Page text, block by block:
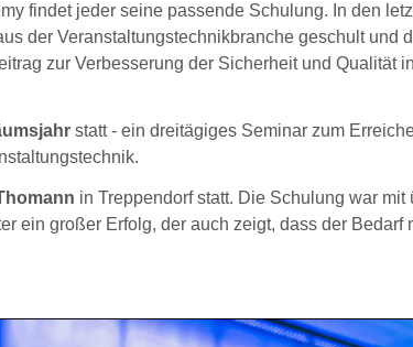
findet jeder seine passende Schulung. In den
der Veranstaltungstechnikbranche geschult und
zur Verbesserung der Sicherheit und Qualität
statt - ein dreitägiges Seminar zum
in Treppendorf statt. Die Schulung war mit
ein großer Erfolg, der auch zeigt, dass der Bedarf